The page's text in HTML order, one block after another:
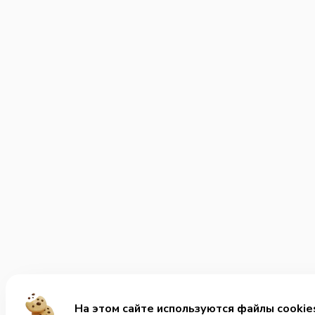
На этом сайте используются файлы